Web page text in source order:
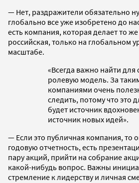
— Нет, раздражители обязательно
глобально все уже изобретено до
есть компания, которая делает то
российская, только на глобальном
масштабе.
«Всегда важно найти для
ролевую модель. За
компаниями очень
следить, потому что это
будет источник
источник новых идей».
— Если это публичная компания, то
годовую отчетность, есть
пару акций, прийти на собрание
какой-нибудь вопрос. Важны
стремление к лидерству и личная